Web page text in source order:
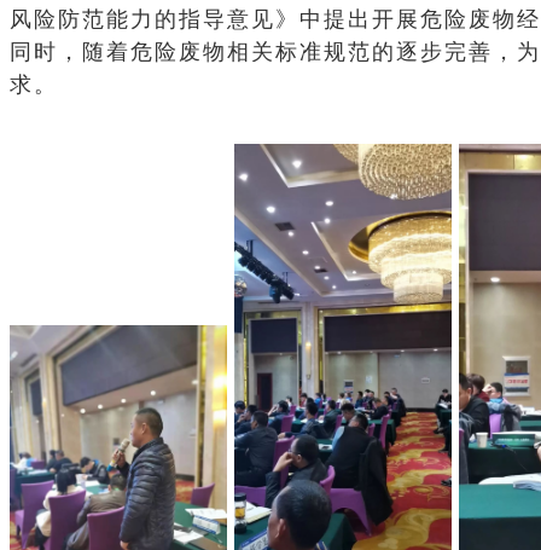
风险防范能力的指导意见》中提出开展危险废物
同时，随着危险废物相关标准规范的逐步完善，
求。